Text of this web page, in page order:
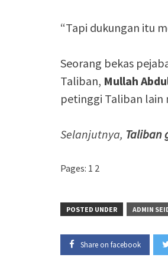
“Tapi dukungan itu
Seorang bekas
Taliban, Mullah
petinggi Taliban lain
Selanjutnya, Taliban
Pages: 1 2
POSTED UNDER ADMIN
Share on facebook